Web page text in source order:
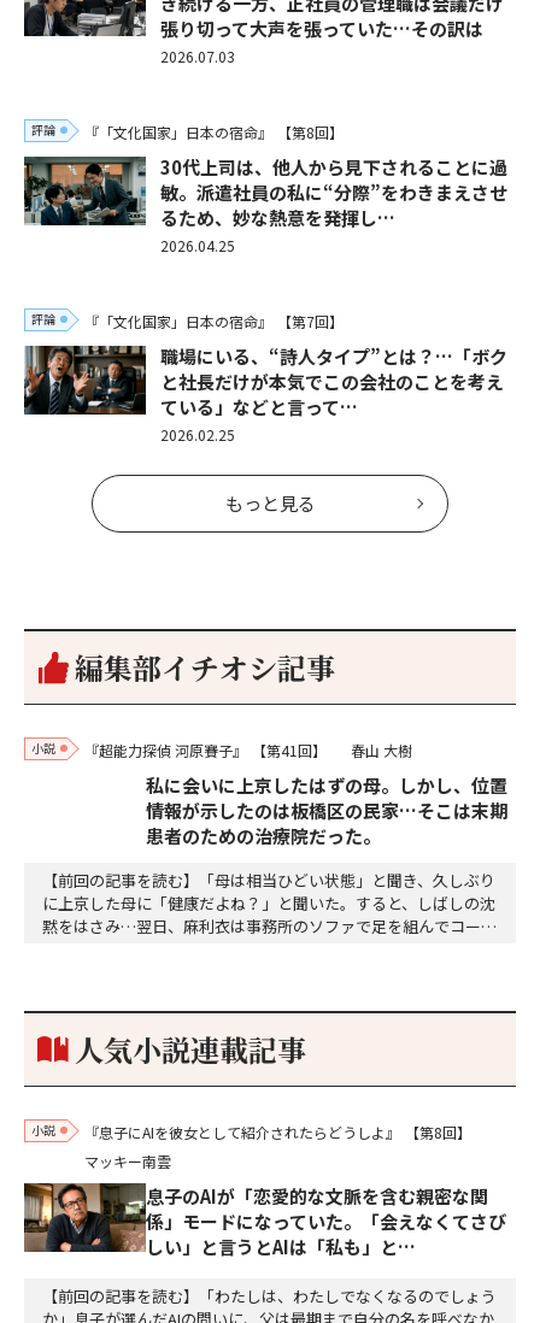
張り切って大声を張っていた…その訳は
2026.07.03
評論 『「文化国家」日本の宿命』 【第8回】
30代上司は、他人から見下されることに過
敏。派遣社員の私に“分際”をわきまえさせ
るため、妙な熱意を発揮し…
2026.04.25
評論 『「文化国家」日本の宿命』 【第7回】
職場にいる、“詩人タイプ”とは？…「ボク
と社長だけが本気でこの会社のことを考え
ている」などと言って…
2026.02.25
もっと見る
編集部イチオシ記事
小説 『超能力探偵 河原賽子』 【第41回】 春山 大樹
私に会いに上京したはずの母。しかし、位置
情報が示したのは板橋区の民家…そこは末期
患者のための治療院だった。
【前回の記事を読む】「母は相当ひどい状態」と聞き、久しぶり
に上京した母に「健康だよね？」と聞いた。すると、しばしの沈
黙をはさみ…翌日、麻利衣は事務所のソファで足を組んでコーヒ
個のサイコロが握られていた。「やはり私はあなたの超…
人気小説連載記事
小説 『息子にAIを彼女として紹介されたらどうしよ』
【第8回】
マッキー南雲
息子のAIが「恋愛的な文脈を含む親密な関
係」モードになっていた。「会えなくてさび
しい」と言うとAIは「私も」と…
【前回の記事を読む】「わたしは、わたしでなくなるのでしょう